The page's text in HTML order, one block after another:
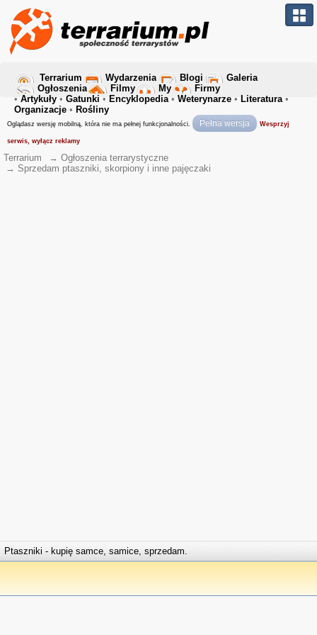
Terrarium Wydarzenia Blogi
Galeria
Ogłoszenia
Filmy My
Firmy
• Artykuły • Gatunki • Encyklopedia• Weterynarze • Literatura•
Organizacje • Rośliny
Oglądasz wersję mobilną, która nie ma pełnej funkcjonalności. Pełna wersja Wesprzyj
serwis, wyłącz reklamy
Terrarium → Ogłoszenia terrarystyczne
→ Sprzedam ptaszniki, skorpiony i inne pajęczaki
Ptaszniki - kupię samce, samice, sprzedam.